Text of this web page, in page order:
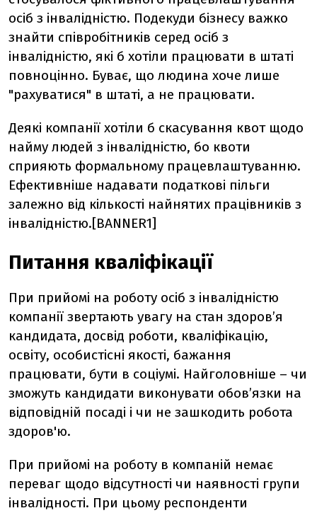
осіб з інвалідністю. Подекуди бізнесу важко
знайти співробітників серед осіб з
інвалідністю, які б хотіли працювати в штаті
повноцінно. Буває, що людина хоче лише
"рахуватися" в штаті, а не працювати.
Деякі компанії хотіли б скасування квот щодо
найму людей з інвалідністю, бо квоти
сприяють формальному працевлаштуванню.
Ефективніше надавати податкові пільги
залежно від кількості найнятих працівників з
інвалідністю.[BANNER1]
Питання кваліфікації
При прийомі на роботу осіб з інвалідністю
компанії звертають увагу на стан здоров’я
кандидата, досвід роботи, кваліфікацію,
освіту, особистісні якості, бажання
працювати, бути в соціумі. Найголовніше – чи
зможуть кандидати виконувати обов’язки на
відповідній посаді і чи не зашкодить робота
здоров'ю.
При прийомі на роботу в компаній немає
переваг щодо відсутності чи наявності групи
інвалідності. При цьому респонденти